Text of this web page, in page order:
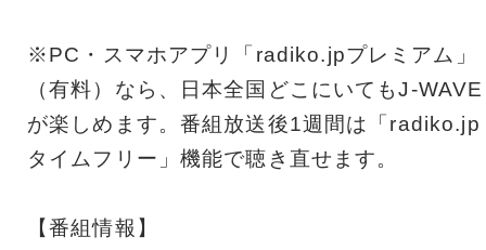
※PC・スマホアプリ「radiko.jpプレミアム」
（有料）なら、日本全国どこにいてもJ-WAVE
が楽しめます。番組放送後1週間は「radiko.jp
タイムフリー」機能で聴き直せます。
【番組情報】